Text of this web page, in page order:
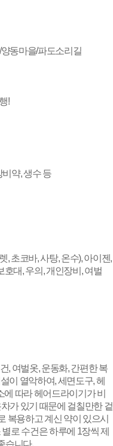
동마을/파도소리길
!
비약, 생수 등
, 초코바, 사탕, 온수), 아이젠,
호대, 우의, 개인장비, 여벌
, 여벌옷, 운동화, 간편한 복
이 열악하여, 세면도구, 헤
따라 헤어드라이기가 비
가 있기 때문에 걸칠만한 겉
복용하고 계신 약이 있으시
로 수건은 하루에 1장씩 제